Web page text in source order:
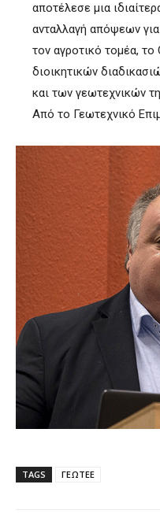
αποτέλεσε μια
ανταλλαγή απόψεων
τον αγροτικό τομέα,
διοικητικών
και των γεωτεχνικών
Από το Γεωτεχνικό
TAGS ΓΕΩΤΕΕ